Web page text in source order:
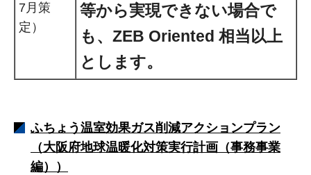
7月策
定）
等から実現できない場合で
も、ZEB Oriented 相当以上
とします。
ふちょう温室効果ガス削減アクションプラン
（大阪府地球温暖化対策実行計画（事務事業
編））